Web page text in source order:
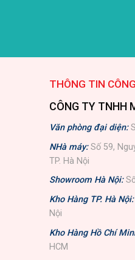
THÔNG TIN
CÔNG TY TNHH
Văn phòng đại diện:
NHà máy: Số 59,
TP. Hà Nội
Showroom Hà Nội:
Kho Hàng TP. Hà Nội:
Nội
Kho Hàng Hồ Chí
HCM